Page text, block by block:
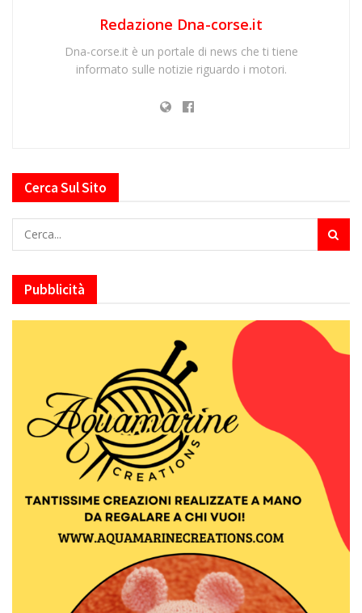
Redazione Dna-corse.it
Dna-corse.it è un portale di news che ti tiene
informato sulle notizie riguardo i motori.
Cerca Sul Sito
Pubblicità